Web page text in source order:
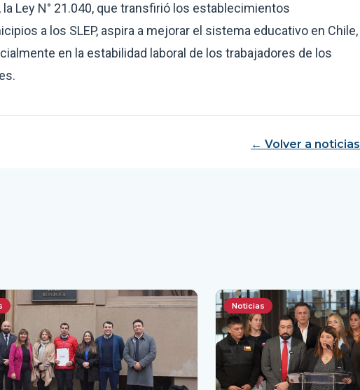
Ley N° 21.040, que transfirió los establecimientos
a los SLEP, aspira a mejorar el sistema educativo en Chile,
en la estabilidad laboral de los trabajadores de los
← Volver a noticias
Noticias